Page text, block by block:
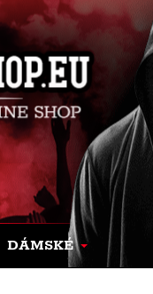
DÁMSKÉ